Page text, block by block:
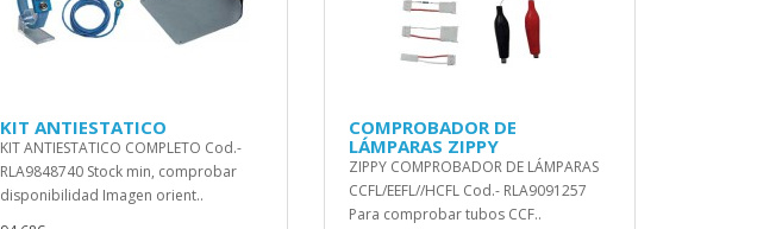
KIT ANTIESTATICO
KIT ANTIESTATICO COMPLETO Cod.-
RLA9848740 Stock min, comprobar
disponibilidad Imagen orient..
COMPROBADOR DE
LÁMPARAS ZIPPY
ZIPPY COMPROBADOR DE LÁMPARAS
CCFL/EEFL//HCFL Cod.- RLA9091257
Para comprobar tubos CCF..